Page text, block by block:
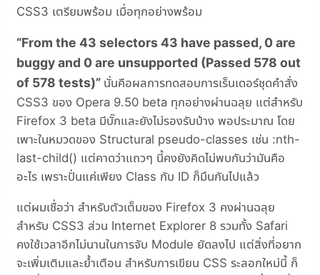
CSS3 เตรียมพร้อม เมื่อทุกอย่างพร้อม
“From the 43 selectors 43 have passed, 0 are
buggy and 0 are unsupported (Passed 578 out
of 578 tests)” นั่นคือผลการทดสอบการเร็นเดอร์ชุดคำสั่ง
CSS3 ของ Opera 9.50 beta ทุกอย่างผ่านฉลุย แต่สำหรับ
Firefox 3 beta มีบั๊กและยังไม่รองรับบ้าง พอประมาณ โดย
เพาะในหมวดของ Structural pseudo-classes เช่น :nth-
last-child() แต่คาดว่าแถวๆ นี้คงยังคิดไม่พบกันว่ามันคือ
อะไร เพราะปั่นแค่เพียง Class กับ ID ก็มึนกันไปแล้ว
แต่ผมเชื่อว่า สำหรับตัวเต็มของ Firefox 3 คงผ่านฉลุย
สำหรับ CSS3 ส่วน Internet Explorer 8 รวมทั้ง Safari
คงใช้เวลาอีกไม่นานในการจับ Module ยัดลงไป แต่สิ่งที่อยาก
จะเพิ่มเติมและย้ำเตือน สำหรับการเขียน CSS ระลอกใหม่นี้ ก็